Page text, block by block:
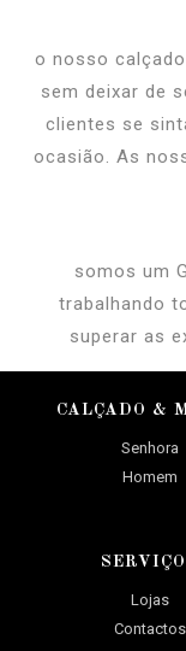
o nosso
sem deixar de
clientes se
ocasião. As
somos um
trabalhando
superar as
CALÇADO &
Senhora
Homem
Lojas
Contactos